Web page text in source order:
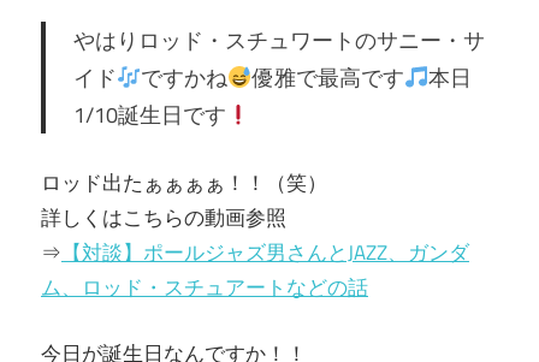
やはりロッド・スチュワートのサニー・サ
イド
ですかね 優雅で最高です
本日
1/10誕生日です
ロッド出たぁぁぁぁ！！（笑）
詳しくはこちらの動画参照
⇒【対談】ポールジャズ男さんとJAZZ、ガンダ
ム、ロッド・スチュアートなどの話
今日が誕生日なんですか！！